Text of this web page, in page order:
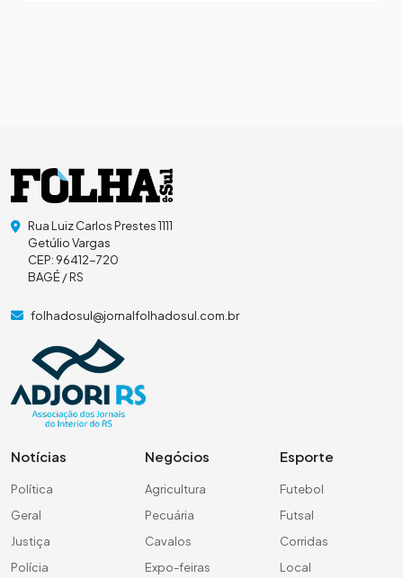
Rua Luiz Carlos Prestes 1111
Getúlio Vargas
CEP: 96412-720
BAGÉ / RS
folhadosul@jornalfolhadosul.com.br
Notícias
Política
Geral
Justiça
Polícia
Negócios
Agricultura
Pecuária
Cavalos
Expo-feiras
Esporte
Futebol
Futsal
Corridas
Local